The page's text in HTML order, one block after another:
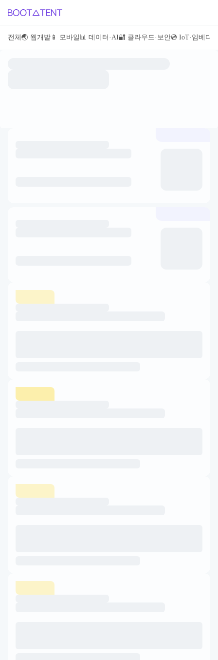
전체
전체 🌏 웹개발
🌏 웹개발 📱 모바일
📱 모바일 📊 데이터·AI
📊 데이터·AI🔐 클라우드·보안
🔐 클라우드·보안💿 IoT·임베디
💿 IoT·임베디